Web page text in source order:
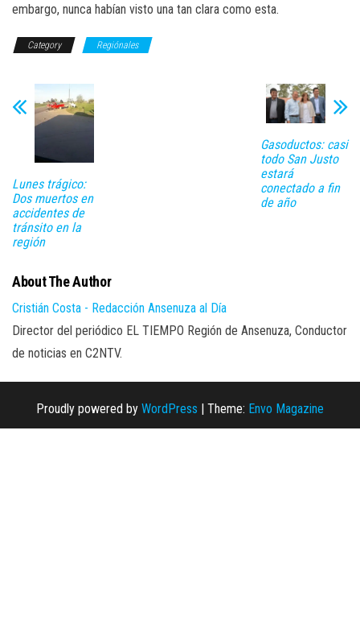
embargo, nunca habían visto una tan clara como esta.
Category Regiónales
Lunes trágico:
Dos muertos en
accidentes de
tránsito en la
región
Gasoductos: casi
todo San Justo
estará
conectado a fin
de año
About The Author
Cristián Costa - Redacción Ansenuza al Día
Director del periódico EL TIEMPO Región de Ansenuza, Conductor
de noticias en C2NTV.
Proudly powered by WordPress Theme: Envo Magazine